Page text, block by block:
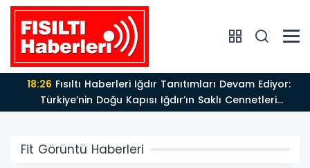
18:26Fısıltı Haberleri Iğdır Tanıtımları Devam Ediyor:
Türkiye’nin Doğu Kapısı Iğdır’ın Saklı Cennetleri
Keşfedilmeyi Bekliyor
Fit Görüntü Haberleri